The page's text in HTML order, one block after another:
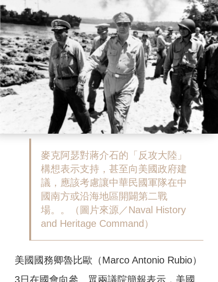
麥克阿瑟對蔣介石的「反攻大陸」
構想表示支持，甚至向美國政府建
議，應該考慮讓中華民國軍隊在中
國南方或沿海地區開闢第二戰
場。。（圖片來源／Naval History
and Heritage Command）
美國國務卿魯比歐（Marco Antonio Rubio）
3日在國會向參、眾兩議院簡報表示，美國